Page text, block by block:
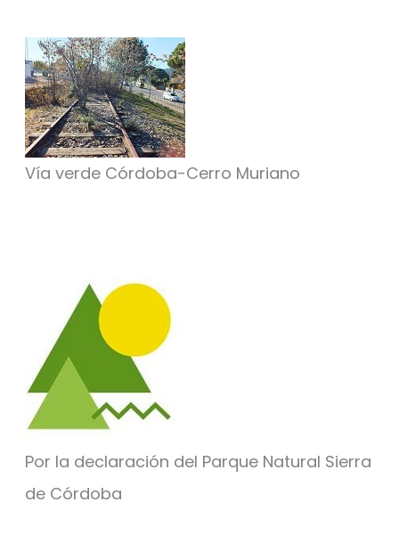
Vía verde Córdoba-Cerro Muriano
Por la declaración del Parque Natural Sierra
de Córdoba